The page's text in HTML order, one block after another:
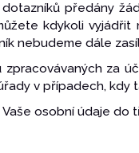
předány
kdykoli
nebudeme dále
zpracovávaných za
v případech,
osobní údaje